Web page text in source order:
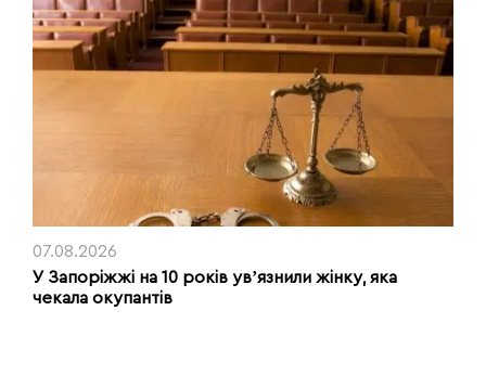
07.08.2026
У Запоріжжі на 10 років увʼязнили жінку, яка
чекала окупантів